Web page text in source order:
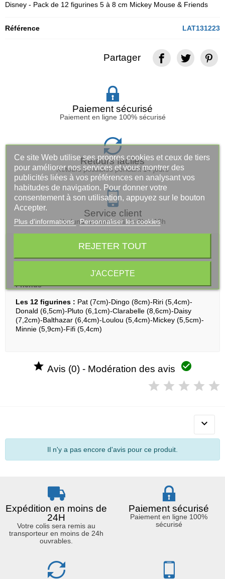
Disney - Pack de 12 figurines 5 à 8 cm Mickey Mouse & Friends
Référence LAT131223
Partager
Paiement sécurisé
Paiement en ligne 100% sécurisé
Retours faciles
Retours possibles pendant 14 jours
Service client
Du lundi au vendredi de 9h à 18h
Disney - Pack de 12 figurines 5 à 8 cm Mickey Mouse &
Friends
Les 12 figurines : Pat (7cm)-Dingo (8cm)-Riri (5,4cm)-
Donald (6,5cm)-Pluto (6,1cm)-Clarabelle (8,6cm)-Daisy
(7,2cm)-Balthazar (6,4cm)-Loulou (5,4cm)-Mickey (5,5cm)-
Minnie (5,9cm)-Fifi (5,4cm)
 Avis (0) - Modération des avis 

Il n'y a pas encore d'avis pour ce produit.
Expédition en moins de
24H
Votre colis sera remis au
transporteur en moins de 24h
ouvrables.
Paiement sécurisé
Paiement en ligne 100%
sécurisé
Ce site Web utilise ses propres cookies et ceux de tiers
pour améliorer nos services et vous montrer des
publicités liées à vos préférences en analysant vos
habitudes de navigation. Pour donner votre
consentement à son utilisation, appuyez sur le bouton
Accepter.
Plus d'informations Personnaliser les cookies
REJETER TOUT
J'ACCEPTE